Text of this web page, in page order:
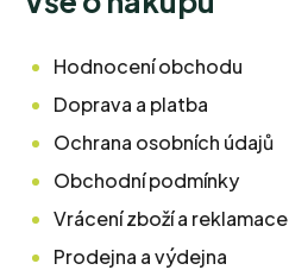
Hodnocení obchodu
Doprava a platba
Ochrana osobních údajů
Obchodní podmínky
Vrácení zboží a reklamace
Prodejna a výdejna